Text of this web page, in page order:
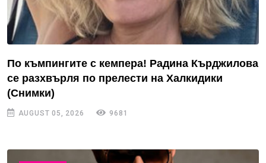
По къмпингите с кемпера! Радина Кърджилова
се разхвърля по прелести на Халкидики
(Снимки)
AUGUST 05, 2026 9681